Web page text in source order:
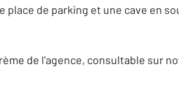
place de parking et une cave en
de l'agence, consultable sur